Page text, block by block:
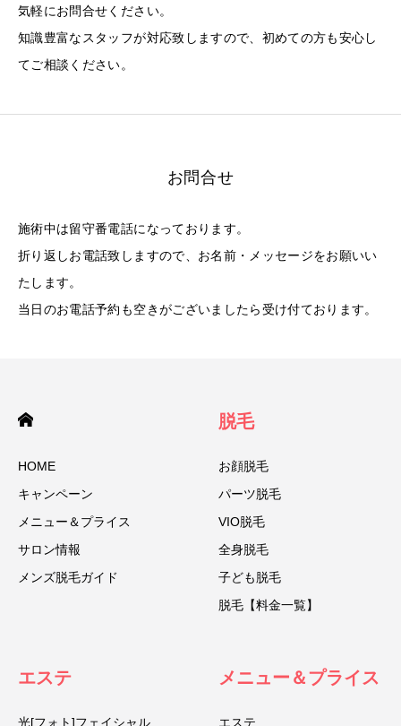
気軽にお問合せください。
知識豊富なスタッフが対応致しますので、初めての方も安心し
てご相談ください。
お問合せ
施術中は留守番電話になっております。
折り返しお電話致しますので、お名前・メッセージをお願いい
たします。
当日のお電話予約も空きがございましたら受け付ております。
HOME
キャンペーン
メニュー＆プライス
サロン情報
メンズ脱毛ガイド
脱毛
お顔脱毛
パーツ脱毛
VIO脱毛
全身脱毛
子ども脱毛
脱毛【料金一覧】
エステ
光[フォト]フェイシャル
メニュー＆プライス
エステ